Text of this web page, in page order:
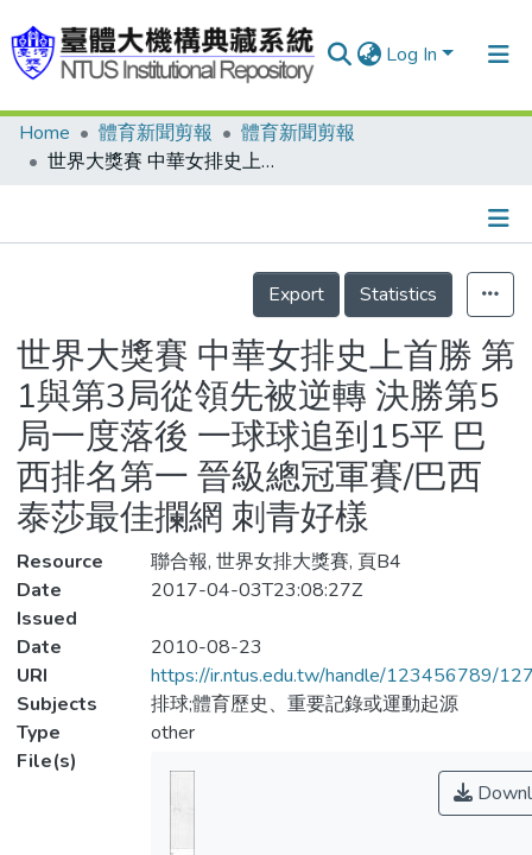
Log In
Communities & Collections
Statistics
Home 體育新聞剪報
體育新聞剪報
世界大獎賽 中華女排史上首勝 第1與第3局從領先被逆轉 決勝第5局一度落後 一球球追到15平 巴西排名第一 晉級總冠軍賽/巴西泰莎最佳攔網 刺青好樣
Details
Export
Statistics
世界大獎賽 中華女排史上首勝 第
1與第3局從領先被逆轉 決勝第5
局一度落後 一球球追到15平 巴
西排名第一 晉級總冠軍賽/巴西
泰莎最佳攔網 刺青好樣
Resource
聯合報, 世界女排大獎賽, 頁B4
Date
Issued
2017-04-03T23:08:27Z
Date
2010-08-23
URI
https://ir.ntus.edu.tw/handle/123456789/
Subjects
排球;體育歷史、重要記錄或運動起源
Type
other
File(s)